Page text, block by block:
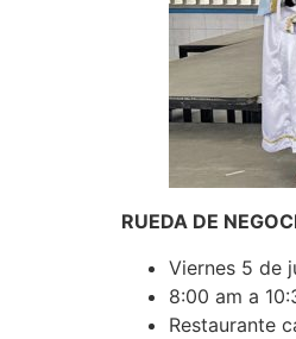
RUEDA DE
Viernes 5 de
8:00 am a
Restaurante